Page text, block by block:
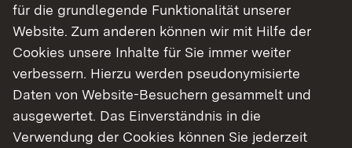
Ausdruck der besonderen und innovativen
Leistung der Stadt Ulm ist:
„Die Stadt Ulm hat dieses Großprojekt in
außergewöhnlich kurzer Zeit planerisch
vorangebracht und dabei mit dem innovativen
Partnering-Verfahren einen neuen Ansatz im
Straßen- und Brückenbau angewendet. Dieses
für die grundlegende Funktionalität unserer
Website. Zum anderen können wir mit Hilfe der
Cookies unsere Inhalte für Sie immer weiter
verbessern. Hierzu werden pseudonymisierte
Daten von Website-Besuchern gesammelt und
ausgewertet. Das Einverständnis in die
Verwendung der Cookies können Sie jederzeit